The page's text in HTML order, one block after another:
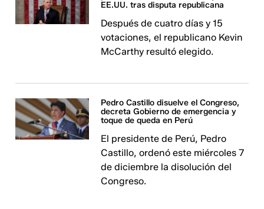
EE.UU. tras disputa republicana
Después de cuatro días y 15
votaciones, el republicano Kevin
McCarthy resultó elegido.
Pedro Castillo disuelve el Congreso,
decreta Gobierno de emergencia y
toque de queda en Perú
El presidente de Perú, Pedro
Castillo, ordenó este miércoles 7
de diciembre la disolución del
Congreso.